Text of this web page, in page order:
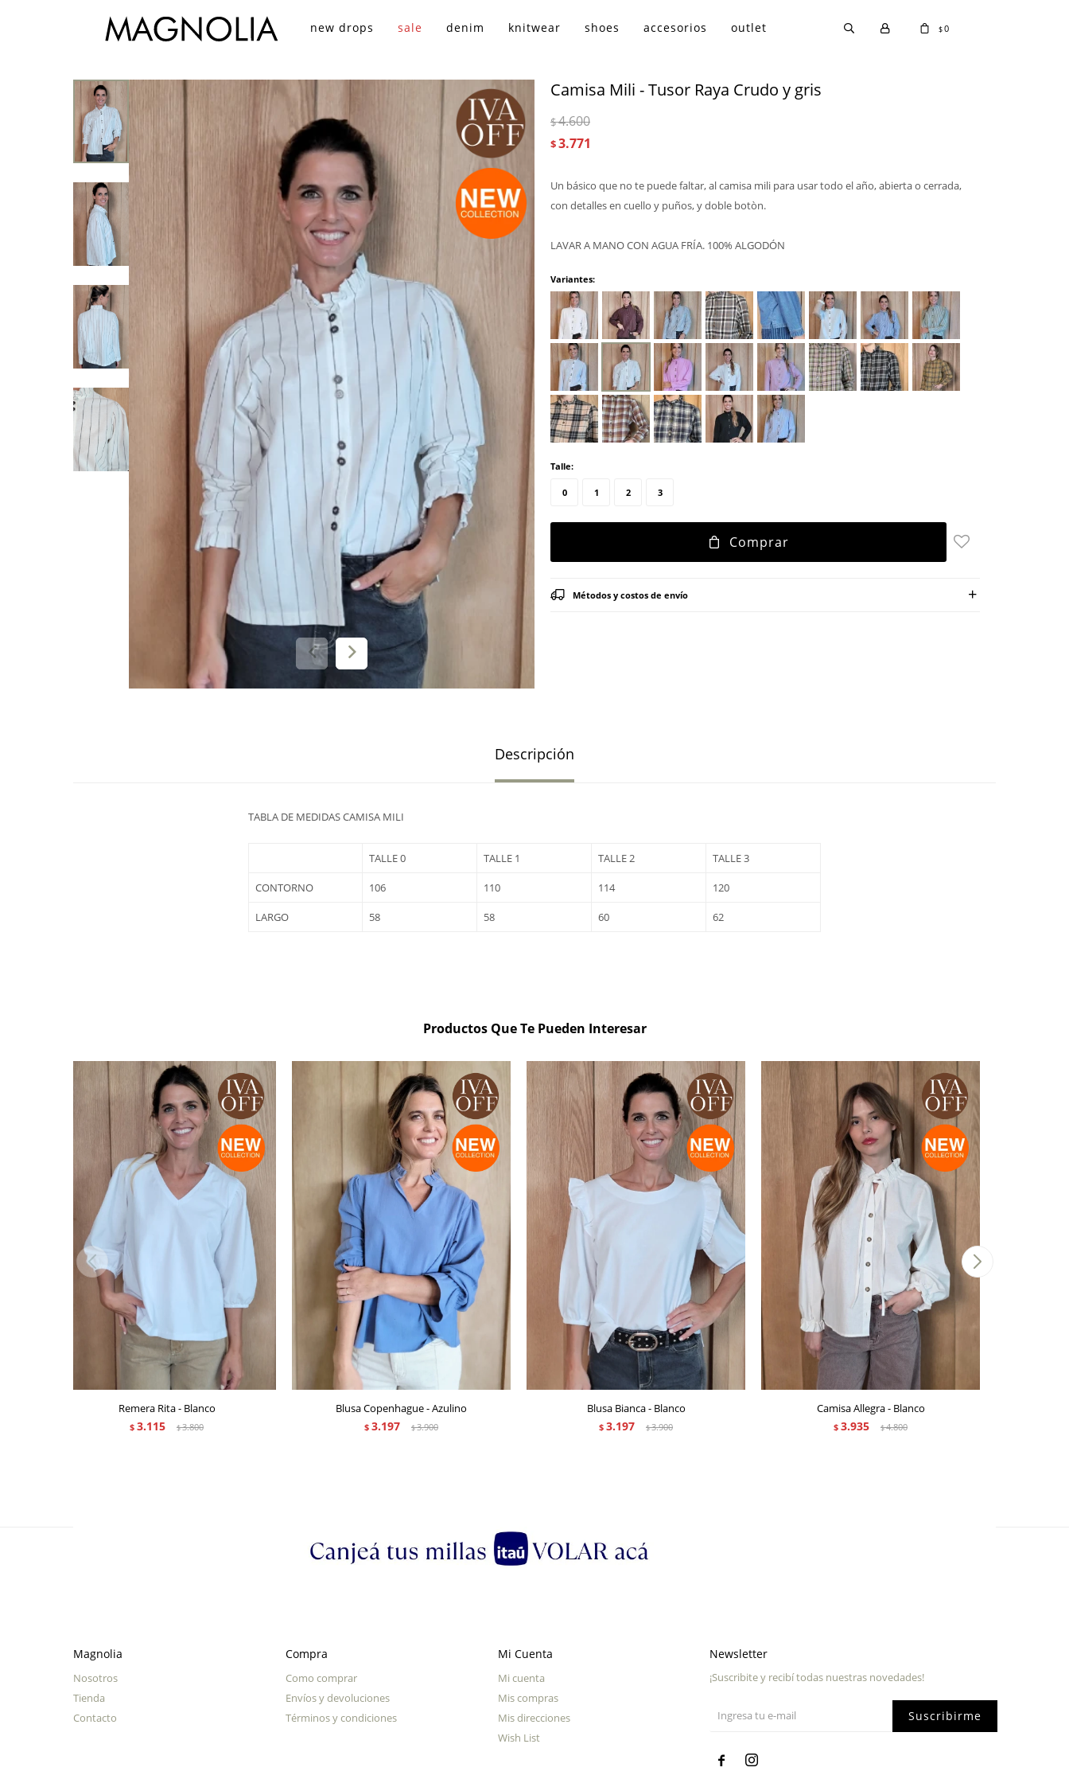
new drops sale denim knitwear shoes accesorios outlet $0
Camisa Mili - Tusor Raya Crudo y gris
$3.771
$4.600
Un básico que no te puede faltar, al camisa mili para usar todo el año, abierta o cerrada,
con detalles en cuello y puños, y doble botòn.
LAVAR A MANO CON AGUA FRÍA. 100% ALGODÓN
Variantes:
Talle:
0 1 2 3
Comprar
Métodos y costos de envío
Descripción
TABLA DE MEDIDAS CAMISA MILI
TALLE 0 TALLE 1 TALLE 2 TALLE 3
CONTORNO 106 110 114 120
LARGO 58 58 60 62
Productos Que Te Pueden Interesar
Remera Rita - Blanco
$ 3.115 $3.800
Blusa Copenhague - Azulino
$ 3.197 $3.900
Blusa Bianca - Blanco
$ 3.197 $3.900
Camisa Allegra - Blanco
$ 3.935 $4.800
Magnolia
Nosotros
Tienda
Contacto
Compra
Como comprar
Envíos y devoluciones
Términos y condiciones
Mi Cuenta
Mi cuenta
Mis compras
Mis direcciones
Wish List
Newsletter
¡Suscribite y recibí todas nuestras novedades!
Suscribirme
 